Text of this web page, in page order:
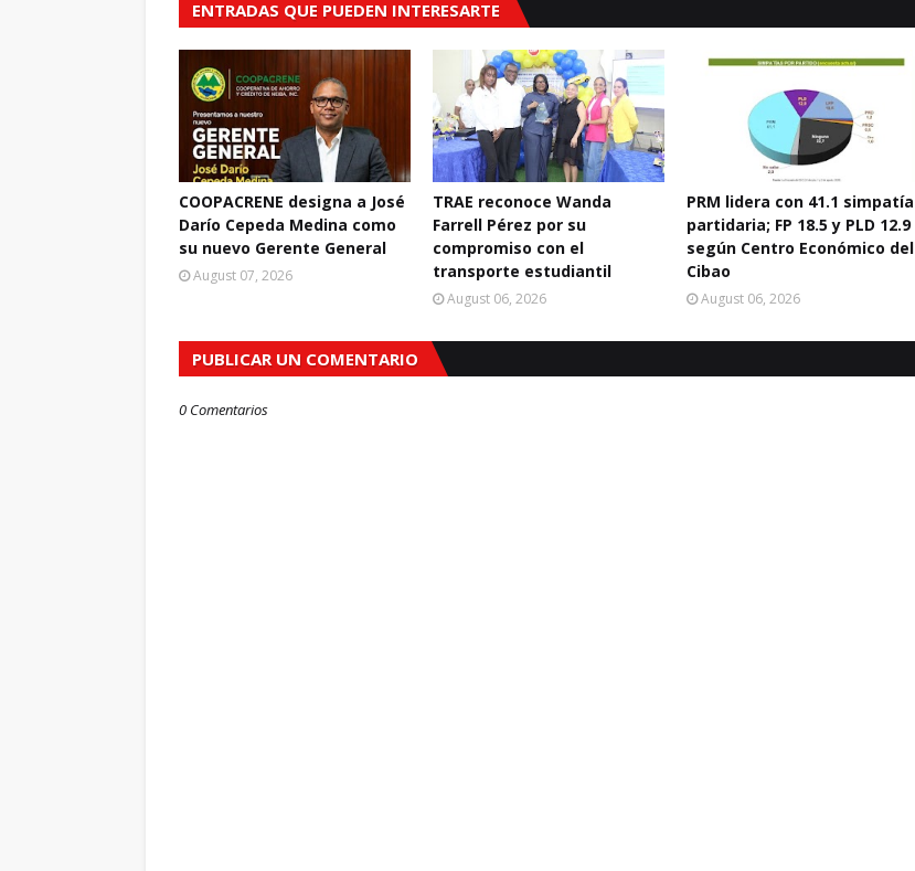
ENTRADAS QUE PUEDEN INTERESARTE
COOPACRENE designa a José
Darío Cepeda Medina como
su nuevo Gerente General
August 07, 2026
TRAE reconoce Wanda
Farrell Pérez por su
compromiso con el
transporte estudiantil
August 06, 2026
PRM lidera con 41.1 simpatía
partidaria; FP 18.5 y PLD 12.9
según Centro Económico del
Cibao
August 06, 2026
PUBLICAR UN COMENTARIO
0 Comentarios